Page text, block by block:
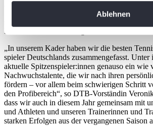
Erfahren Sie mehr darüber, wie Ihre
verarbeitet werden, und legen Sie Ihre
Abschnitt Einzelheitenfest.
Wir verwenden Cookies, um Inhalte
personalisieren, Funktionen für soziale
Ablehnen
Athletenmanagement-Tool, das eine deutlich
Steuerung von Training und Wettkampf
Bundeskader wurde ausgebaut.
„In unserem Kader haben wir die besten
spieler Deutschlands zusammengefasst. Unter
aktuelle Spitzenspieler:innen genauso ein wie
Nachwuchstalente, die wir nach ihren
fördern – vor allem beim schwierigen Schritt
den Profibereich“, so DTB-Vorständin
dass wir auch in diesem Jahr gemeinsam mit
und Athleten und unseren Trainerinnen und
starken Erfolgen aus der vergangenen Saison